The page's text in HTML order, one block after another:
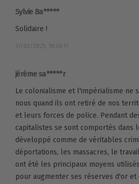
Sylvie Ba*****
Solidaire !
11/02/2025, 18:36:17
jéréme sa*****r
Le colonialisme et l'impérialisme ne
nous quand ils ont retiré de nos
et leurs forces de police. Pendant
capitalistes se sont comportés dans
développé comme de véritables
déportations, les massacres, le
ont été les principaux moyens
pour augmenter ses réserves d'or et